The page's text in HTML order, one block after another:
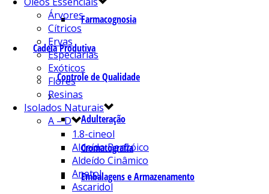
Farmacognosia
Cadeia Produtiva
Controle de Qualidade
Adulteração
Cromatografia
Embalagens e Armazenamento
Árvores
Cítricos
Ervas
Especiarias
Exóticos
Flores
Resinas
Isolados Naturais
A – D
1.8-cineol
Aldeído Benzóico
Aldeído Cinâmico
Anetol
Ascaridol